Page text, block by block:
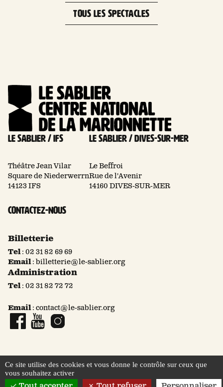
TOUS LES SPECTACLES
Le Sablier / Ifs
Théâtre Jean Vilar
Square de Niederwerrn
14123 IFS
Le Sablier / Dives-sur-mer
Le Beffroi
Rue de l'Avenir
14160 DIVES-SUR-MER
Contactez-nous
Billetterie
Tel: 02 31 82 69 69
Email:billetterie@le-sablier.org
Administration
Tel: 02 31 82 72 72
Email: contact@le-sablier.org
Mentions légales
Ce site utilise des cookies et vous donne le contrôle sur ceux que
vous souhaitez activer